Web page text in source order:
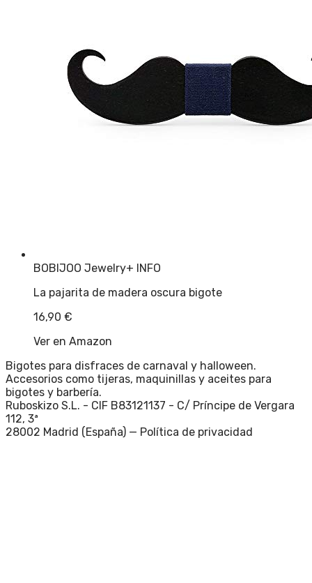
BOBIJOO Jewelry+ INFO
La pajarita de madera oscura bigote
16,90 €
Ver en Amazon
Bigotes para disfraces de carnaval y halloween.
Accesorios como tijeras, maquinillas y aceites para
bigotes y barbería.
Ruboskizo S.L. - CIF B83121137 - C/ Príncipe de Vergara
112, 3ª
28002 Madrid (España) — Política de privacidad